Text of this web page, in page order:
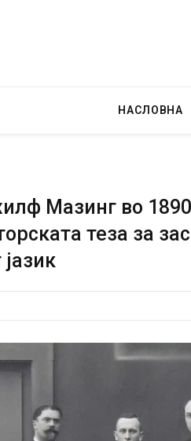
НАСЛОВНА
Мазинг во 1890
теза за
од повредите во ресторан
на Русуија – експлозивот бил
подарок